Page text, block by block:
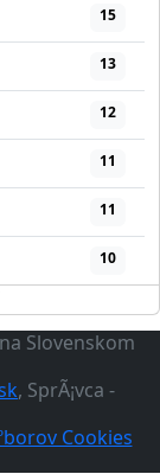
15
13
12
11
11
10
Slovenskom
, SprÃ¡vca -
Cookies